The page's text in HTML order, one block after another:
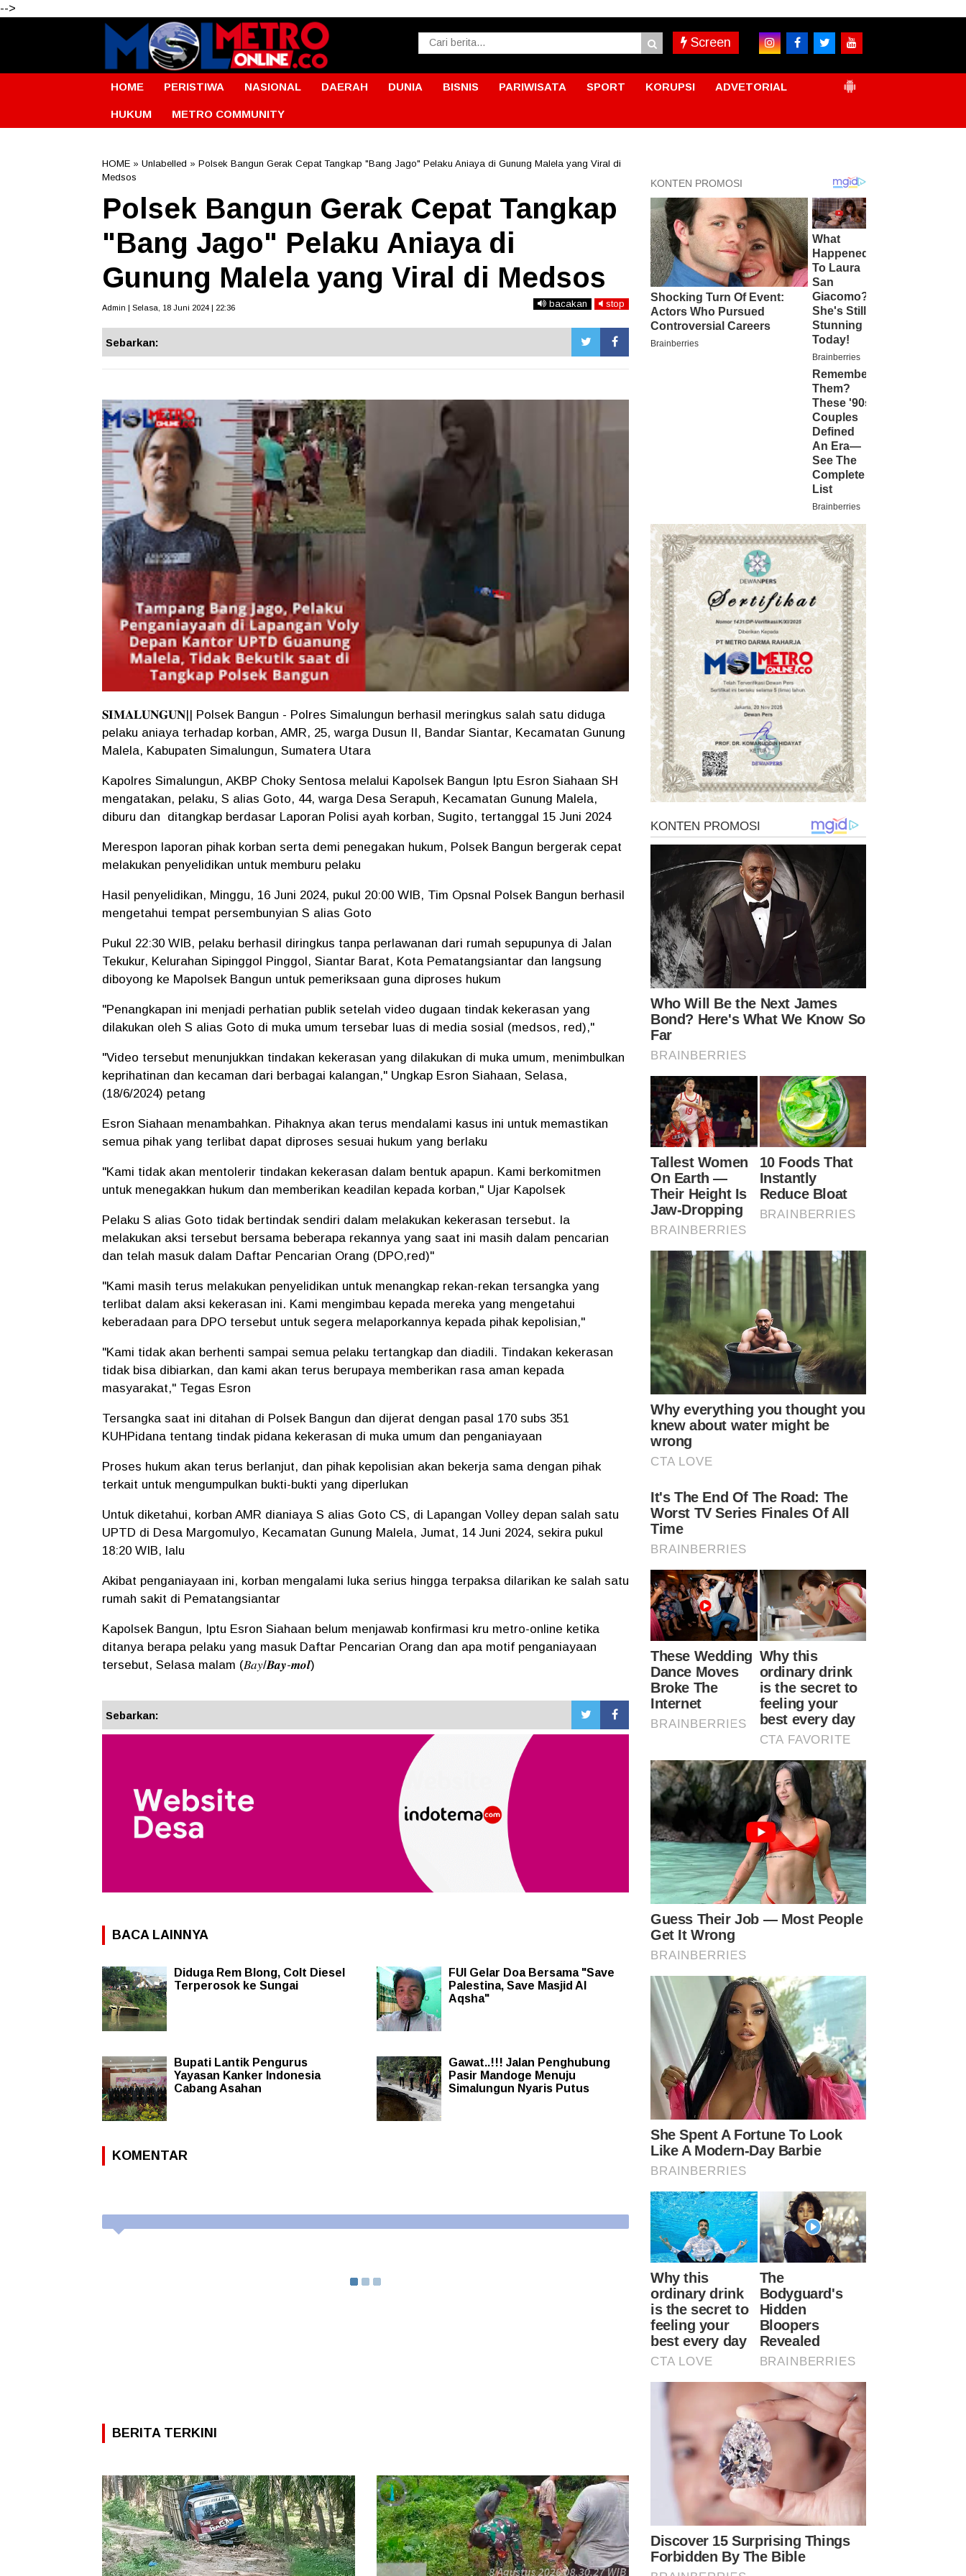
-->
Screen
HOME PERISTIWA NASIONAL DAERAH DUNIA BISNIS PARIWISATA SPORT KORUPSI ADVETORIAL
HUKUM METRO COMMUNITY
HOME » Unlabelled » Polsek Bangun Gerak Cepat Tangkap "Bang Jago" Pelaku Aniaya di Gunung Malela yang Viral di
Medsos
Polsek Bangun Gerak Cepat Tangkap
"Bang Jago" Pelaku Aniaya di
Gunung Malela yang Viral di Medsos
Admin | Selasa, 18 Juni 2024 | 22:36 bacakan stop
Sebarkan:
𝐒𝐈𝐌𝐀𝐋𝐔𝐍𝐆𝐔𝐍|| Polsek Bangun - Polres Simalungun berhasil meringkus salah satu diduga
pelaku aniaya terhadap korban, AMR, 25, warga Dusun II, Bandar Siantar, Kecamatan Gunung
Malela, Kabupaten Simalungun, Sumatera Utara
Kapolres Simalungun, AKBP Choky Sentosa melalui Kapolsek Bangun Iptu Esron Siahaan SH
mengatakan, pelaku, S alias Goto, 44, warga Desa Serapuh, Kecamatan Gunung Malela,
diburu dan ditangkap berdasar Laporan Polisi ayah korban, Sugito, tertanggal 15 Juni 2024
Merespon laporan pihak korban serta demi penegakan hukum, Polsek Bangun bergerak cepat
melakukan penyelidikan untuk memburu pelaku
Hasil penyelidikan, Minggu, 16 Juni 2024, pukul 20:00 WIB, Tim Opsnal Polsek Bangun berhasil
mengetahui tempat persembunyian S alias Goto
Pukul 22:30 WIB, pelaku berhasil diringkus tanpa perlawanan dari rumah sepupunya di Jalan
Tekukur, Kelurahan Sipinggol Pinggol, Siantar Barat, Kota Pematangsiantar dan langsung
diboyong ke Mapolsek Bangun untuk pemeriksaan guna diproses hukum
"Penangkapan ini menjadi perhatian publik setelah video dugaan tindak kekerasan yang
dilakukan oleh S alias Goto di muka umum tersebar luas di media sosial (medsos, red),"
"Video tersebut menunjukkan tindakan kekerasan yang dilakukan di muka umum, menimbulkan
keprihatinan dan kecaman dari berbagai kalangan," Ungkap Esron Siahaan, Selasa,
(18/6/2024) petang
Esron Siahaan menambahkan. Pihaknya akan terus mendalami kasus ini untuk memastikan
semua pihak yang terlibat dapat diproses sesuai hukum yang berlaku
"Kami tidak akan mentolerir tindakan kekerasan dalam bentuk apapun. Kami berkomitmen
untuk menegakkan hukum dan memberikan keadilan kepada korban," Ujar Kapolsek
Pelaku S alias Goto tidak bertindak sendiri dalam melakukan kekerasan tersebut. Ia
melakukan aksi tersebut bersama beberapa rekannya yang saat ini masih dalam pencarian
dan telah masuk dalam Daftar Pencarian Orang (DPO,red)"
"Kami masih terus melakukan penyelidikan untuk menangkap rekan-rekan tersangka yang
terlibat dalam aksi kekerasan ini. Kami mengimbau kepada mereka yang mengetahui
keberadaan para DPO tersebut untuk segera melaporkannya kepada pihak kepolisian,"
"Kami tidak akan berhenti sampai semua pelaku tertangkap dan diadili. Tindakan kekerasan
tidak bisa dibiarkan, dan kami akan terus berupaya memberikan rasa aman kepada
masyarakat," Tegas Esron
Tersangka saat ini ditahan di Polsek Bangun dan dijerat dengan pasal 170 subs 351
KUHPidana tentang tindak pidana kekerasan di muka umum dan penganiayaan
Proses hukum akan terus berlanjut, dan pihak kepolisian akan bekerja sama dengan pihak
terkait untuk mengumpulkan bukti-bukti yang diperlukan
Untuk diketahui, korban AMR dianiaya S alias Goto CS, di Lapangan Volley depan salah satu
UPTD di Desa Margomulyo, Kecamatan Gunung Malela, Jumat, 14 Juni 2024, sekira pukul
18:20 WIB, lalu
Akibat penganiayaan ini, korban mengalami luka serius hingga terpaksa dilarikan ke salah satu
rumah sakit di Pematangsiantar
Kapolsek Bangun, Iptu Esron Siahaan belum menjawab konfirmasi kru metro-online ketika
ditanya berapa pelaku yang masuk Daftar Pencarian Orang dan apa motif penganiayaan
tersebut, Selasa malam (𝐵𝑎𝑦/𝑩𝒂𝒚-𝒎𝒐𝒍)
Sebarkan:
BACA LAINNYA
Diduga Rem Blong, Colt Diesel
Terperosok ke Sungai
FUI Gelar Doa Bersama "Save
Palestina, Save Masjid Al
Aqsha"
Bupati Lantik Pengurus
Yayasan Kanker Indonesia
Cabang Asahan
Gawat..!!! Jalan Penghubung
Pasir Mandoge Menuju
Simalungun Nyaris Putus
KOMENTAR
BERITA TERKINI